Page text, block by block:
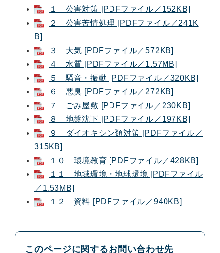
１ 公害対策 [PDFファイル／152KB]
２ 公害苦情処理 [PDFファイル／241K
B]
３ 大気 [PDFファイル／572KB]
４ 水質 [PDFファイル／1.57MB]
５ 騒音・振動 [PDFファイル／320KB]
６ 悪臭 [PDFファイル／272KB]
７ ごみ屋敷 [PDFファイル／230KB]
８ 地盤沈下 [PDFファイル／197KB]
９ ダイオキシン類対策 [PDFファイル／
315KB]
１０ 環境教育 [PDFファイル／428KB]
１１ 地域環境・地球環境 [PDFファイル
／1.53MB]
１２ 資料 [PDFファイル／940KB]
このページに関するお問い合わせ先